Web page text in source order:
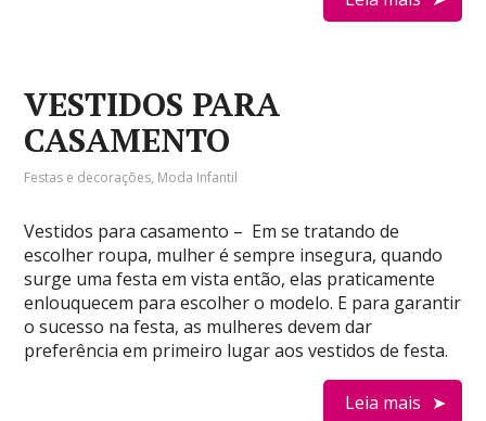
VESTIDOS PARA
CASAMENTO
Festas e decorações, Moda Infantil
Vestidos para casamento – Em se tratando de
escolher roupa, mulher é sempre insegura, quando
surge uma festa em vista então, elas praticamente
enlouquecem para escolher o modelo. E para garantir
o sucesso na festa, as mulheres devem dar
preferência em primeiro lugar aos vestidos de festa.
Leia mais